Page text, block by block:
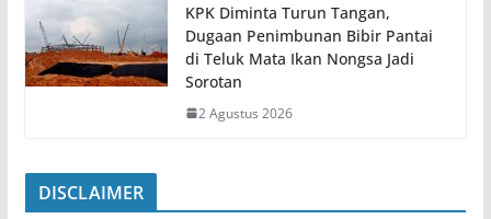
KPK Diminta Turun Tangan,
Dugaan Penimbunan Bibir Pantai
di Teluk Mata Ikan Nongsa Jadi
Sorotan
2 Agustus 2026
DISCLAIMER